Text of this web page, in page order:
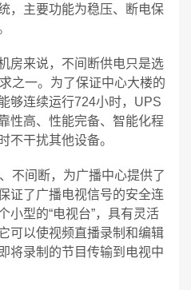
，主要功能为稳压、断电保
房来说，不间断供电只是选
之一。为了保证中心大楼的
够连续运行724小时，UPS
性高、性能完备、智能化程
不干扰其他设备。
不间断，为广播中心提供了
证了广播电视信号的安全连
小型的“电视台”，具有灵活
可以使视频直播录制和编辑
将录制的节目传输到电视中